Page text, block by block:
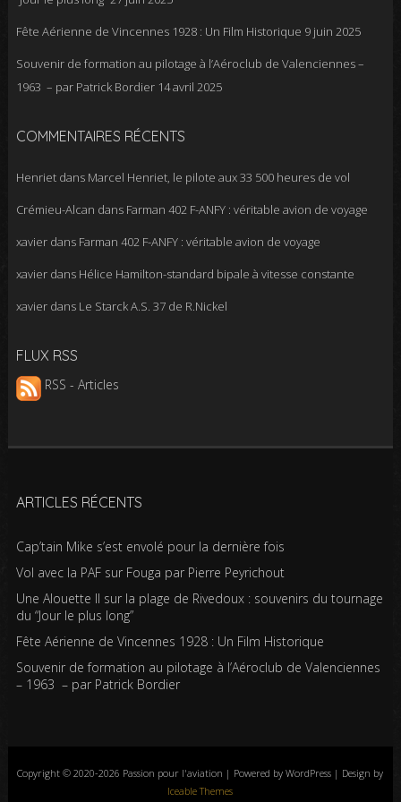
Fête Aérienne de Vincennes 1928 : Un Film Historique 9 juin 2025
Souvenir de formation au pilotage à l’Aéroclub de Valenciennes –
1963 – par Patrick Bordier 14 avril 2025
COMMENTAIRES RÉCENTS
Henrietdans Marcel Henriet, le pilote aux 33 500 heures de vol
Crémieu-Alcan dans Farman 402 F-ANFY : véritable avion de voyage
xavierdans Farman 402 F-ANFY : véritable avion de voyage
xavierdans Hélice Hamilton-standard bipale à vitesse constante
xavierdans Le Starck A.S. 37 de R.Nickel
FLUX RSS
RSS - Articles
ARTICLES RÉCENTS
Cap’tain Mike s’est envolé pour la dernière fois
Vol avec la PAF sur Fouga par Pierre Peyrichout
Une Alouette II sur la plage de Rivedoux : souvenirs du tournage
du “Jour le plus long”
Fête Aérienne de Vincennes 1928 : Un Film Historique
Souvenir de formation au pilotage à l’Aéroclub de Valenciennes
– 1963 – par Patrick Bordier
Copyright © 2020-2026 Passion pour l'aviation | Powered by WordPress | Design by
Iceable Themes